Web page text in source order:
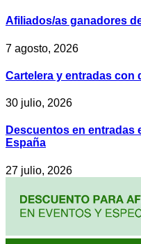
Afiliados/as ganadores
7 agosto, 2026
Cartelera y entradas con
30 julio, 2026
Descuentos en entradas
España
27 julio, 2026